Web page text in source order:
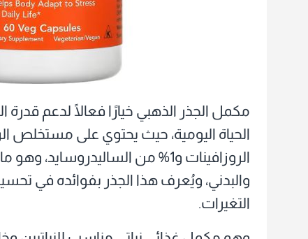
مكمل الجذر الذهبي خيارًا فعالًا لدعم
الروزافينات و1% من
والبدني، ويُعرف هذا الجذر بفوائده في
التغيرات.